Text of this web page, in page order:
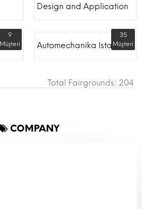
Design and Application
9
Müşteri
Automechanika Istanbul
35
Müşteri
Total Fairgrounds: 204
COMPANY